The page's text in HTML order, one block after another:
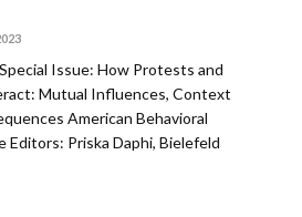
Issue: How Protests and
Mutual Influences, Context
American Behavioral
Editors: Priska Daphi, Bielefeld